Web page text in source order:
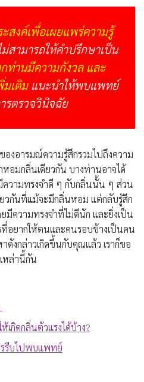
สงค์เพื่อเผยแพร่ความรู้
สามารถให้คำปรึกษาเป็น
ท่านมีความกังวล และ
มเติม แนะนำให้พบแพทย์
รตรวจวินิจฉัย
งอารมณ์ความรู้สึกรวมไปถึงความ
หอมกลิ่นเดียวกัน บางท่านอาจได้
ความทรงจำดี ๆ กับกลิ่นนั้น ๆ ส่วน
วกันที่แม้จะมีกลิ่นหอม แต่กลับรู้สึก
มีความทรงจำที่ไม่ดีนัก และยิ่งเป็น
ที่อยากให้ตนและคนรอบข้างเป็นคน
ดังกล่าวเกิดขึ้นกับคุณแล้ว เราก็ขอ
หล่านี้กัน
เกิดกลิ่นตัวแรงได้บ้าง?
รีบไปพบแพทย์